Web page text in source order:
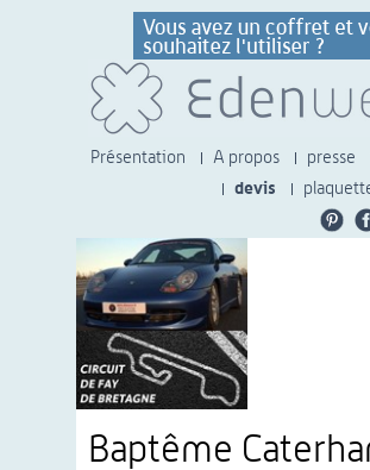
Présentation A propos presse
devis
Baptême